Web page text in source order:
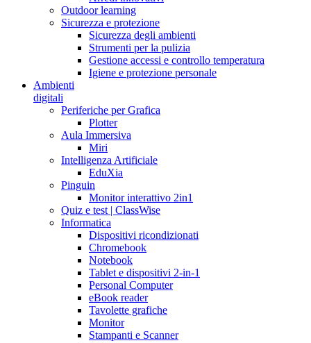
Outdoor learning
Sicurezza e protezione
Sicurezza degli ambienti
Strumenti per la pulizia
Gestione accessi e controllo temperatura
Igiene e protezione personale
Ambienti
digitali
Periferiche per Grafica
Plotter
Aula Immersiva
Miri
Intelligenza Artificiale
EduXia
Pinguin
Monitor interattivo 2in1
Quiz e test | ClassWise
Informatica
Dispositivi ricondizionati
Chromebook
Notebook
Tablet e dispositivi 2-in-1
Personal Computer
eBook reader
Tavolette grafiche
Monitor
Stampanti e Scanner